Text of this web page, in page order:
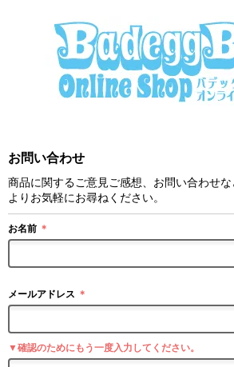
お問い合わせ
商品に関するご意見ご感想、お問い合わせ
よりお気軽にお尋ねください。
お名前 ＊
メールアドレス ＊
▼確認のためにもう一度入力してください。